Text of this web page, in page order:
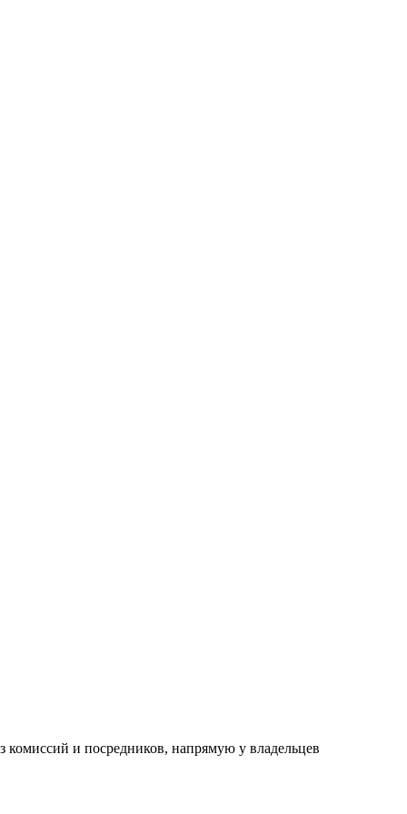
и посредников, напрямую у владельцев